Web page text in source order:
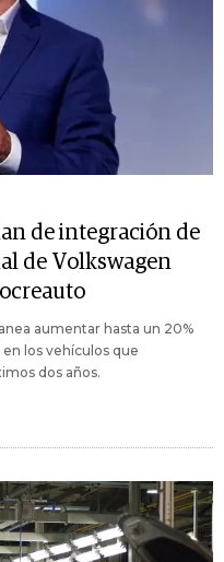
de integración de
de Volkswagen
aumentar hasta un 20%
los vehículos que
dos años.